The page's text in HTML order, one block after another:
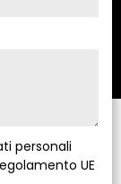
personali
UE